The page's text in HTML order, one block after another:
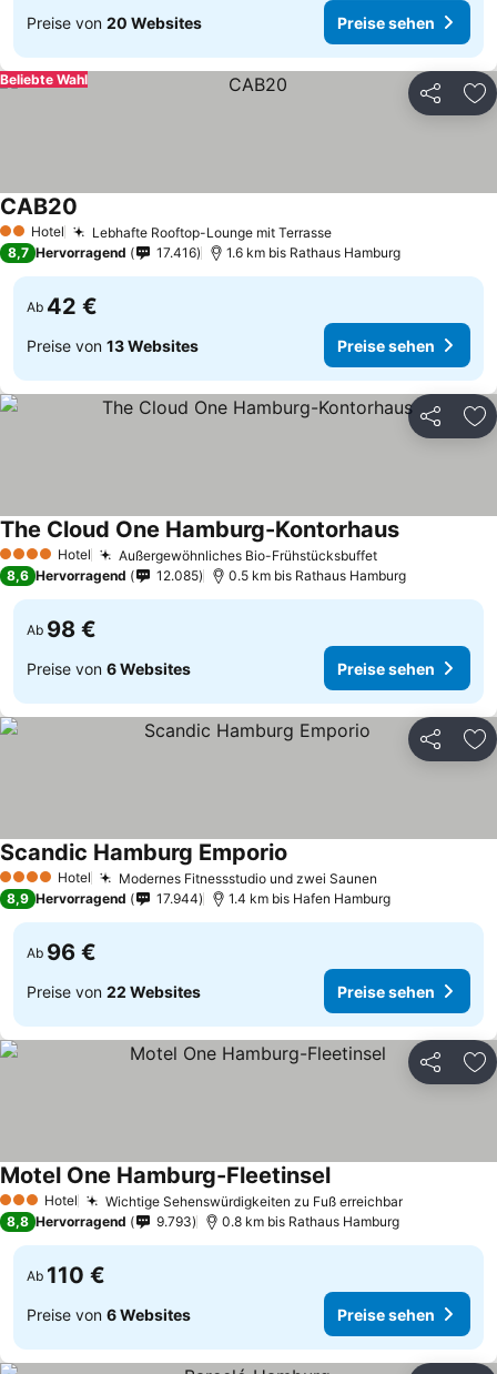
Preise von 20 Websites Preise sehen
Teilen
Beliebte Wahl
2 Sterne
Hotel Lebhafte Rooftop-Lounge mit Terrasse
CAB20
8,7 Hervorragend 17.416 1.6 km bis Rathaus Hamburg
Ab 42 €
Preise von 13 Websites Preise sehen
Teilen
4 Sterne Hotel Außergewöhnliches Bio-Frühstücksbuffet
The Cloud One Hamburg-Kontorhaus
8,6 Hervorragend 12.085 0.5 km bis Rathaus Hamburg
Ab 98 €
Preise von 6 Websites Preise sehen
Teilen
4 Sterne Hotel Modernes Fitnessstudio und zwei Saunen
Scandic Hamburg Emporio
8,9 Hervorragend 17.944 1.4 km bis Hafen Hamburg
Ab 96 €
Preise von 22 Websites Preise sehen
Teilen
3 SterneHotel Wichtige Sehenswürdigkeiten zu Fuß erreichbar
Motel One Hamburg-Fleetinsel
8,8 Hervorragend 9.793 0.8 km bis Rathaus Hamburg
Ab 110 €
Preise von 6 Websites Preise sehen